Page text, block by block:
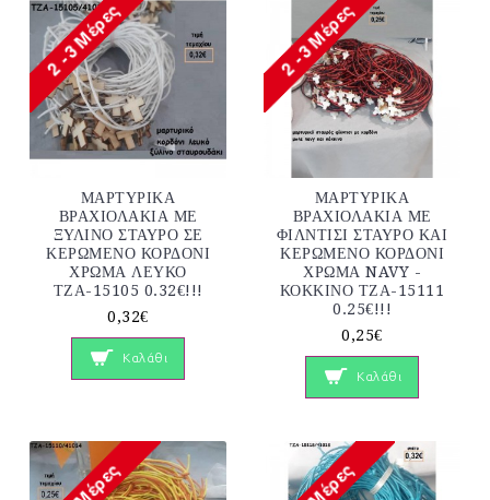
ΜΑΡΤΥΡΙΚΑ
ΒΡΑΧΙΟΛΑΚΙΑ ΜΕ
ΞΥΛΙΝΟ ΣΤΑΥΡΟ ΣΕ
ΚΕΡΩΜΕΝΟ ΚΟΡΔΟΝΙ
ΧΡΩΜΑ ΛΕΥΚΟ
ΤΖΑ-15105 0.32€!!!
0,32€
Καλάθι
ΜΑΡΤΥΡΙΚΑ
ΒΡΑΧΙΟΛΑΚΙΑ ΜΕ
ΦΙΛΝΤΙΣΙ ΣΤΑΥΡΟ ΚΑΙ
ΚΕΡΩΜΕΝΟ ΚΟΡΔΟΝΙ
ΧΡΩΜΑ NAVY -
ΚΟΚΚΙΝΟ ΤΖΑ-15111
0.25€!!!
0,25€
Καλάθι